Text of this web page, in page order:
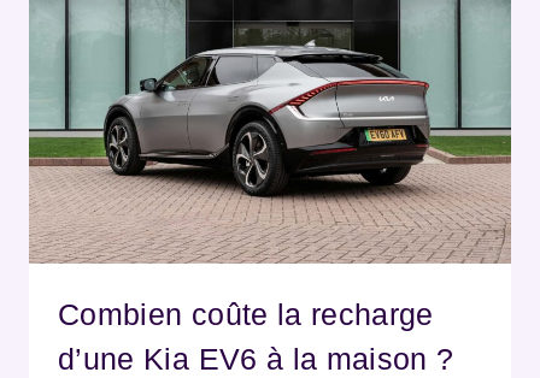
Combien coûte la recharge
d’une Kia EV6 à la maison ?